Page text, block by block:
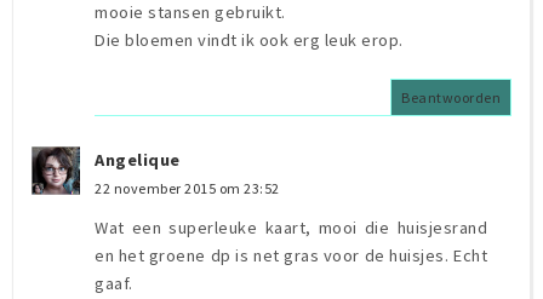
mooie stansen gebruikt.
Die bloemen vindt ik ook erg leuk erop.
Beantwoorden
Angelique
22 november 2015 om 23:52
Wat een superleuke kaart, mooi die huisjesrand
en het groene dp is net gras voor de huisjes. Echt
gaaf.